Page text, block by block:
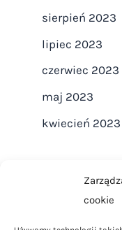
cookie
sierpień 2023
lipiec 2023
czerwiec 2023
maj 2023
kwiecień 2023